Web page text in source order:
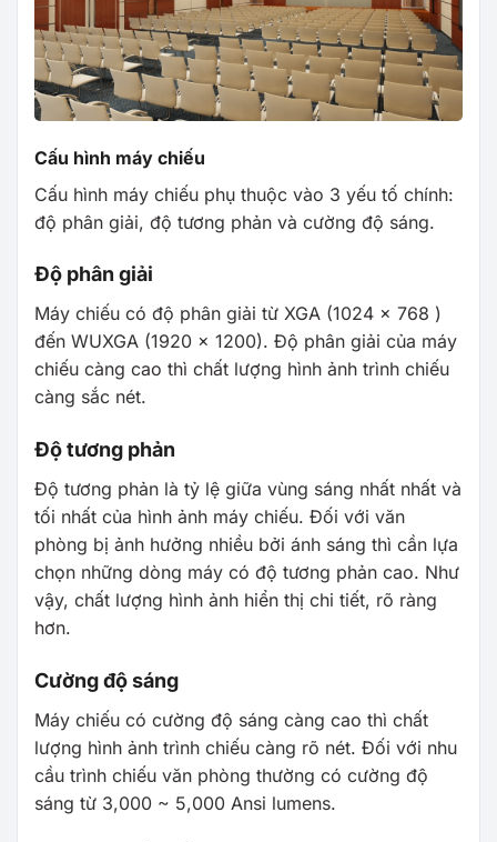
Cấu hình máy chiếu
Cấu hình máy chiếu phụ thuộc vào 3 yếu tố chính:
độ phân giải, độ tương phản và cường độ sáng.
Độ phân giải
Máy chiếu có độ phân giải từ XGA (1024 x 768 )
đến WUXGA (1920 x 1200). Độ phân giải của máy
chiếu càng cao thì chất lượng hình ảnh trình chiếu
càng sắc nét.
Độ tương phản
Độ tương phản là tỷ lệ giữa vùng sáng nhất nhất và
tối nhất của hình ảnh máy chiếu. Đối với văn
phòng bị ảnh hưởng nhiều bởi ánh sáng thì cần lựa
chọn những dòng máy có độ tương phản cao. Như
vậy, chất lượng hình ảnh hiển thị chi tiết, rõ ràng
hơn.
Cường độ sáng
Máy chiếu có cường độ sáng càng cao thì chất
lượng hình ảnh trình chiếu càng rõ nét. Đối với nhu
cầu trình chiếu văn phòng thường có cường độ
sáng từ 3,000 ~ 5,000 Ansi lumens.